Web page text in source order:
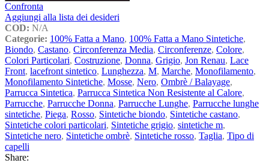
Confronta
Aggiungi alla lista dei desideri
COD: N/A
Categorie: 100% Fatta a Mano, 100% Fatta a Mano Sintetiche,
Biondo, Castano, Circonferenza Media, Circonferenze, Colore,
Colori Particolari, Costruzione, Donna, Grigio, Jon Renau, Lace
Front, lacefront sintetico, Lunghezza, M, Marche, Monofilamento,
Monofilamento Sintetiche, Mosse, Nero, Ombrè / Balayage,
Parrucca Sintetica, Parrucca Sintetica Non Resistente al Calore,
Parrucche, Parrucche Donna, Parrucche Lunghe, Parrucche lunghe
sintetiche, Piega, Rosso, Sintetiche biondo, Sintetiche castano,
Sintetiche colori particolari, Sintetiche grigio, sintetiche m,
Sintetiche nero, Sintetiche ombrè, Sintetiche rosso, Taglia, Tipo di
capelli
Share: